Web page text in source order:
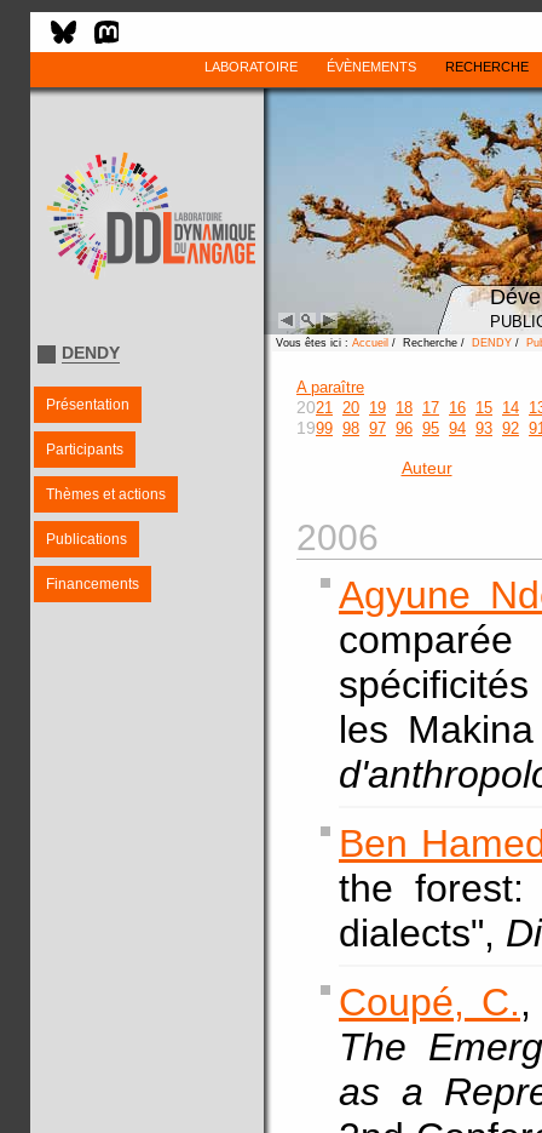
LABORATOIRE ÉVÈNEMENTS RECHERCHE
DENDY
Présentation
Participants
Thèmes et actions
Publications
Financements
Vous êtes ici : Accueil / Recherche / DENDY /
A paraître
2021 20 19 18 17 16 15 14
1999 98 97 96 95 94 93 92
Auteur
2006
Agyune
les
Ben
the forest:
dialects",
Coupé, C.
The
as a